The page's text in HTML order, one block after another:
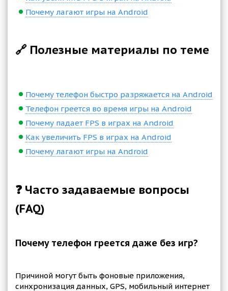
Почему лагают игры на Android
🔗 Полезные материалы по теме
Почему телефон быстро разряжается на Android
Телефон греется во время игры на Android
Почему падает FPS в играх на Android
Как увеличить FPS в играх на Android
Почему лагают игры на Android
❓ Часто задаваемые вопросы
(FAQ)
Почему телефон греется даже без игр?
Причиной могут быть фоновые приложения,
синхронизация данных, GPS, мобильный интернет